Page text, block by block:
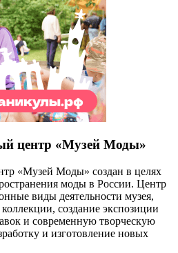
центр «Музей Моды»
«Музей Моды» создан в целях
моды в России. Центр
виды деятельности музея,
создание экспозиции
и современную творческую
и изготовление новых